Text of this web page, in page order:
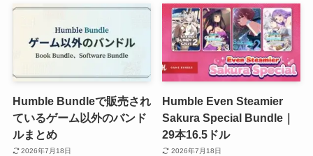
Humble Bundleで販売され
ているゲーム以外のバンド
ルまとめ
2026年7月18日
Humble Even Steamier
Sakura Special Bundle｜
29本16.5ドル
2026年7月18日